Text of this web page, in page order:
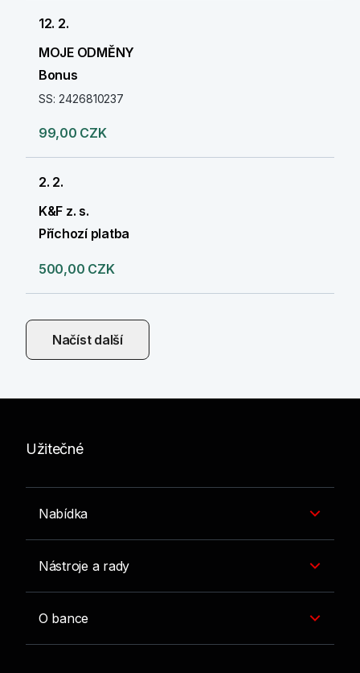
12. 2.
MOJE ODMĚNY
Bonus
SS: 2426810237
99,00 CZK
2. 2.
K&F z. s.
Příchozí platba
500,00 CZK
Načíst další
Užitečné
Nabídka
Nástroje a rady
O bance